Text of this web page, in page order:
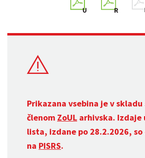
Prikazana vsebina je v skladu
členom ZoUL arhivska. Izdaje
lista, izdane po 28.2.2026,
na PISRS.